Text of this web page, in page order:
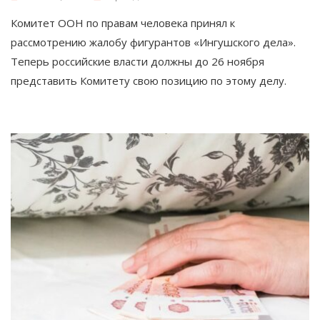
Комитет ООН по правам человека принял к
рассмотрению жалобу фигурантов «Ингушского дела».
Теперь российские власти должны до 26 ноября
представить Комитету свою позицию по этому делу.